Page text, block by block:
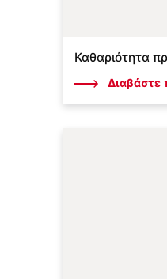
Καθαριότητα
Διαβάστε